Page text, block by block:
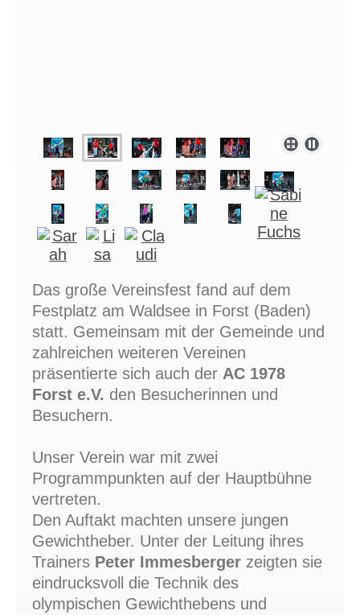
Das große Vereinsfest fand auf dem
Festplatz am Waldsee in Forst (Baden)
statt. Gemeinsam mit der Gemeinde und
zahlreichen weiteren Vereinen
präsentierte sich auch der AC 1978
Forst e.V. den Besucherinnen und
Besuchern.
Unser Verein war mit zwei
Programmpunkten auf der Hauptbühne
vertreten.
Den Auftakt machten unsere jungen
Gewichtheber. Unter der Leitung ihres
Trainers Peter Immesberger zeigten sie
eindrucksvoll die Technik des
olympischen Gewichthebens und